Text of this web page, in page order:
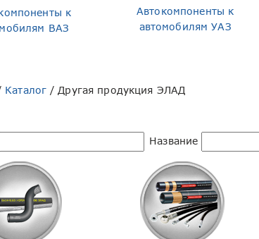
к
ВАЗ
Автокомпоненты к
автомобилям УАЗ
Каталог / Другая продукция ЭЛАД
Название